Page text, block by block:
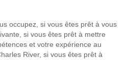
occupez, si vous êtes prêt à vous
si vous êtes prêt à mettre
et votre expérience au
River, si vous êtes prêt à